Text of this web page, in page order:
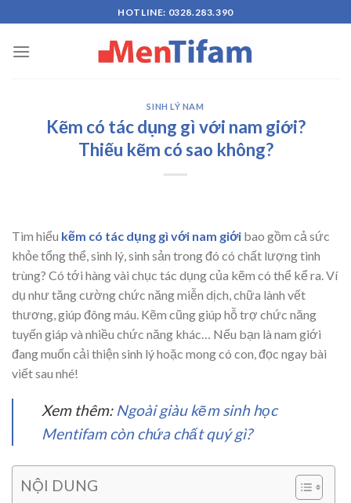
to
content
HOTLINE: 0328.283.390
SINH LÝ NAM
Kẽm có tác dụng gì với nam giới?
Thiếu kẽm có sao không?
Tìm hiểu kẽm có tác dụng gì với nam giới bao gồm cả sức
khỏe tổng thể, sinh lý, sinh sản trong đó có chất lượng tinh
trùng? Có tới hàng vài chục tác dụng của kẽm có thể kể ra. Ví
dụ như tăng cường chức năng miễn dịch, chữa lành vết
thương, giúp đông máu. Kẽm cũng giúp hỗ trợ chức năng
tuyến giáp và nhiều chức năng khác… Nếu bạn là nam giới
đang muốn cải thiện sinh lý hoặc mong có con, đọc ngay bài
viết sau nhé!
Xem thêm: Ngoài giàu kẽm sinh học
Mentifam còn chứa chất quý gì?
NỘI DUNG